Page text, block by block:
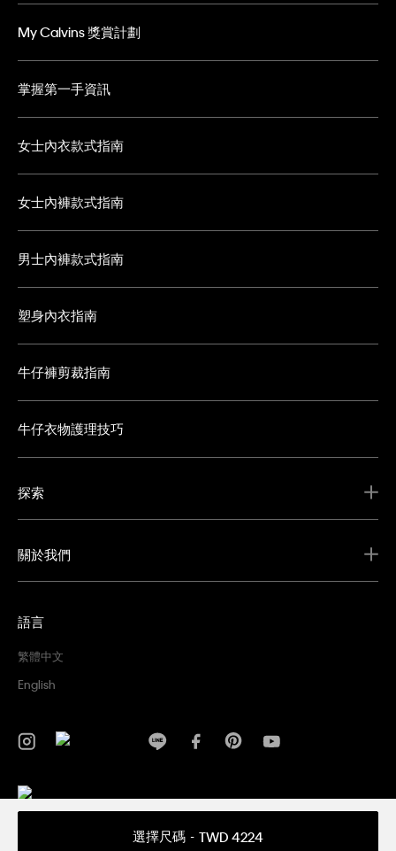
選擇尺碼 TWD 4224
My Calvins 獎賞計劃
掌握第一手資訊
女士內衣款式指南
女士內褲款式指南
男士內褲款式指南
塑身內衣指南
牛仔褲剪裁指南
牛仔衣物護理技巧
探索
關於我們
語言
繁體中文
English
條款及細則